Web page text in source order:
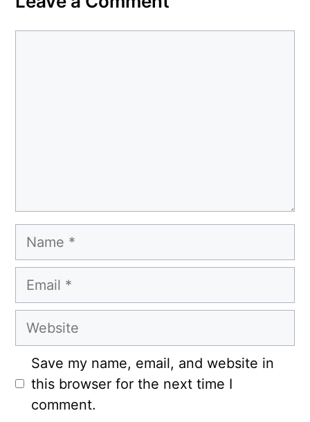
Name
Email
Website
Save my name, email, and website in
this browser for the next time I
comment.